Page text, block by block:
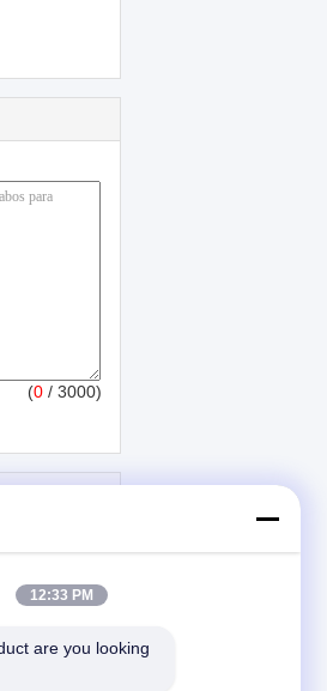
(0 / 3000)
12:33 PM
are you looking